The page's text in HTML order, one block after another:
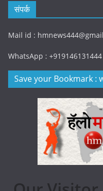
संपर्क
Mail id :
WhatsApp : +919146131444
Save your Bookmark :